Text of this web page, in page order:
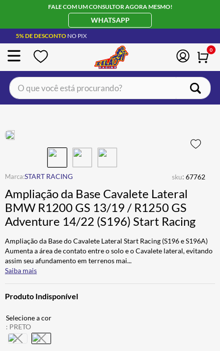
FALE COM UM CONSULTOR AGORA MESMO!
WHATSAPP
5% DE DESCONTO NO PIX
0
O que você está procurando?
START RACING sku: 67762
Ampliação da Base Cavalete Lateral
BMW R1200 GS 13/19 / R1250 GS
Adventure 14/22 (S196) Start Racing
Ampliação da Base do Cavalete Lateral Start Racing (S196 e S196A)
Aumenta a área de contato entre o solo e o Cavalete lateral, evitando
assim seu afundamento em terrenos mai...
Saiba mais
Produto Indisponível
: PRETO
JAQUETA
4º ÓCULOS SOLAR
5º LUVA
6 º BAU
7 ALPINESTAR
8º AIROH
9 º CALÇA